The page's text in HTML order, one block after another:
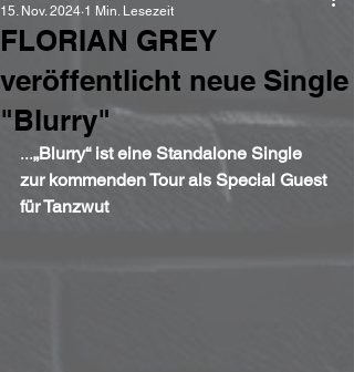
FLORIAN GREY
veröffentlicht neue Single
"Blurry"
15. Nov. 2024 1 Min. Lesezeit
...„Blurry“ ist eine Standalone Single
zur kommenden Tour als Special Guest
für Tanzwut